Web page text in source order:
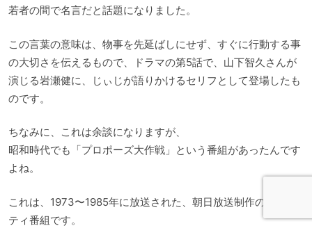
若者の間で名言だと話題になりました。
この言葉の意味は、物事を先延ばしにせず、すぐに行動する事
の大切さを伝えるもので、ドラマの第5話で、山下智久さんが
演じる岩瀬健に、じぃじが語りかけるセリフとして登場したも
のです。
ちなみに、これは余談になりますが、
昭和時代でも「プロポーズ大作戦」という番組があったんです
よね。
これは、1973〜1985年に放送された、朝日放送制作のバラエ
ティ番組です。